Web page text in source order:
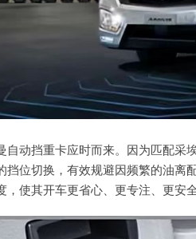
自动挡重卡应时而来。因为匹配
挡位切换，有效规避因频繁的油
使其开车更省心、更专注、更安全